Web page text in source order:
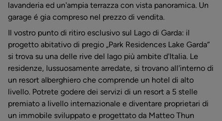
lavanderia ed un'ampia terrazza con vista panoramica. Un
garage é gia compreso nel prezzo di vendita.
Il vostro punto di ritiro esclusivo sul Lago di Garda: il
progetto abitativo di pregio „Park Residences Lake Garda“
si trova su una delle rive del lago più ambite d'Italia. Le
residenze, lussuosamente arredate, si trovano all'interno di
un resort alberghiero che comprende un hotel di alto
livello. Potrete godere dei servizi di un resort a 5 stelle
premiato a livello internazionale e diventare proprietari di
un immobile sviluppato e progettato da Matteo Thun